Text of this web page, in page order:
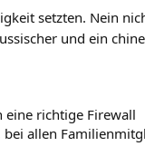
setzten. Nein
und ein
eine richtige Firewall
allen